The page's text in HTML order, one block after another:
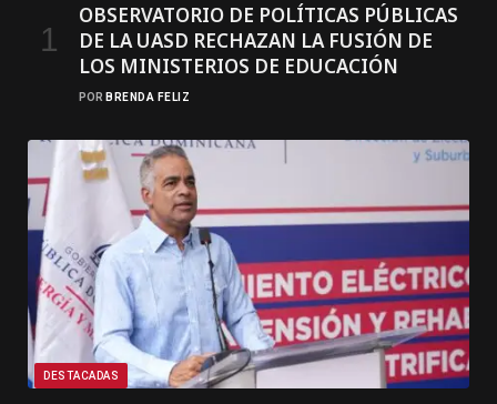
OBSERVATORIO DE POLÍTICAS PÚBLICAS
DE LA UASD RECHAZAN LA FUSIÓN DE
LOS MINISTERIOS DE EDUCACIÓN
POR BRENDA FELIZ
DESTACADAS